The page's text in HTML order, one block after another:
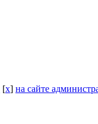
[x] на сайте